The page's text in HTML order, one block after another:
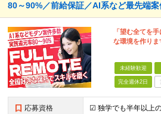
80～90%／前給保証／AI系など最先端
「望む全てを
な環境を作りま
未経験歓迎
完全週休2日
応募資格